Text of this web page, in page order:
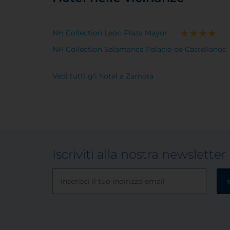
NH Collection León Plaza Mayor
NH Collection Salamanca Palacio de Castellanos
Vedi tutti gli hotel a Zamora
Iscriviti alla nostra newsletter